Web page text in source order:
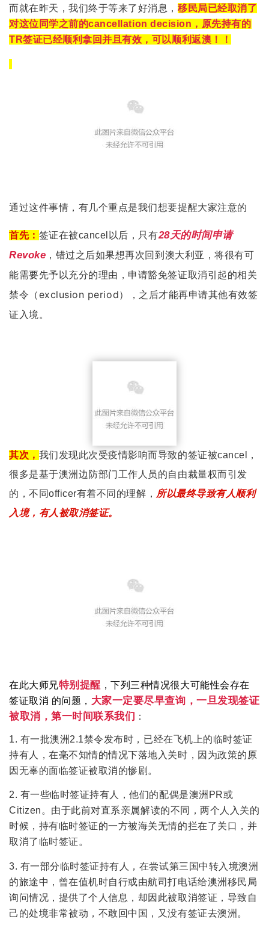
而就在昨天，我们终于等来了好消息，移民局已经取消了
对这位同学之前的cancellation decision，原先持有的
TR签证已经顺利拿回并且有效，可以顺利返澳！！
通过这件事情，有几个重点是我们想要提醒大家注意的
首先： 签证在被cancel以后，只有28天的时间申请
Revoke ，错过之后如果想再次回到澳大利亚，将很有可
能需要先予以充分的理由，申请豁免签证取消引起的相关
禁令（exclusion period），之后才能再申请其他有效签
证入境。
其次， 我们发现此次受疫情影响而导致的签证被cancel，
很多是基于澳洲边防部门工作人员的自由裁量权而引发
的，不同officer有着不同的理解， 所以最终导致有人顺利
入境，有人被取消签证。
在此大师兄特别提醒 ，下列三种情况很大可能性会存在
签证取消 的问题， 大家一定要尽早查询，一旦发现签证
被取消，第一时间联系我们 ：
1. 有一批澳洲2.1禁令发布时，已经在飞机上的临时签证
持有人，在毫不知情的情况下落地入关时，因为政策的原
因无辜的面临签证被取消的惨剧。
2. 有一些临时签证持有人，他们的配偶是澳洲PR或
Citizen。由于此前对直系亲属解读的不同，两个人入关的
时候，持有临时签证的一方被海关无情的拦在了关口，并
取消了临时签证。
3. 有一部分临时签证持有人，在尝试第三国中转入境澳洲
的旅途中，曾在值机时自行或由航司打电话给澳洲移民局
询问情况，提供了个人信息，却因此被取消签证，导致自
己的处境非常被动，不敢回中国，又没有签证去澳洲。